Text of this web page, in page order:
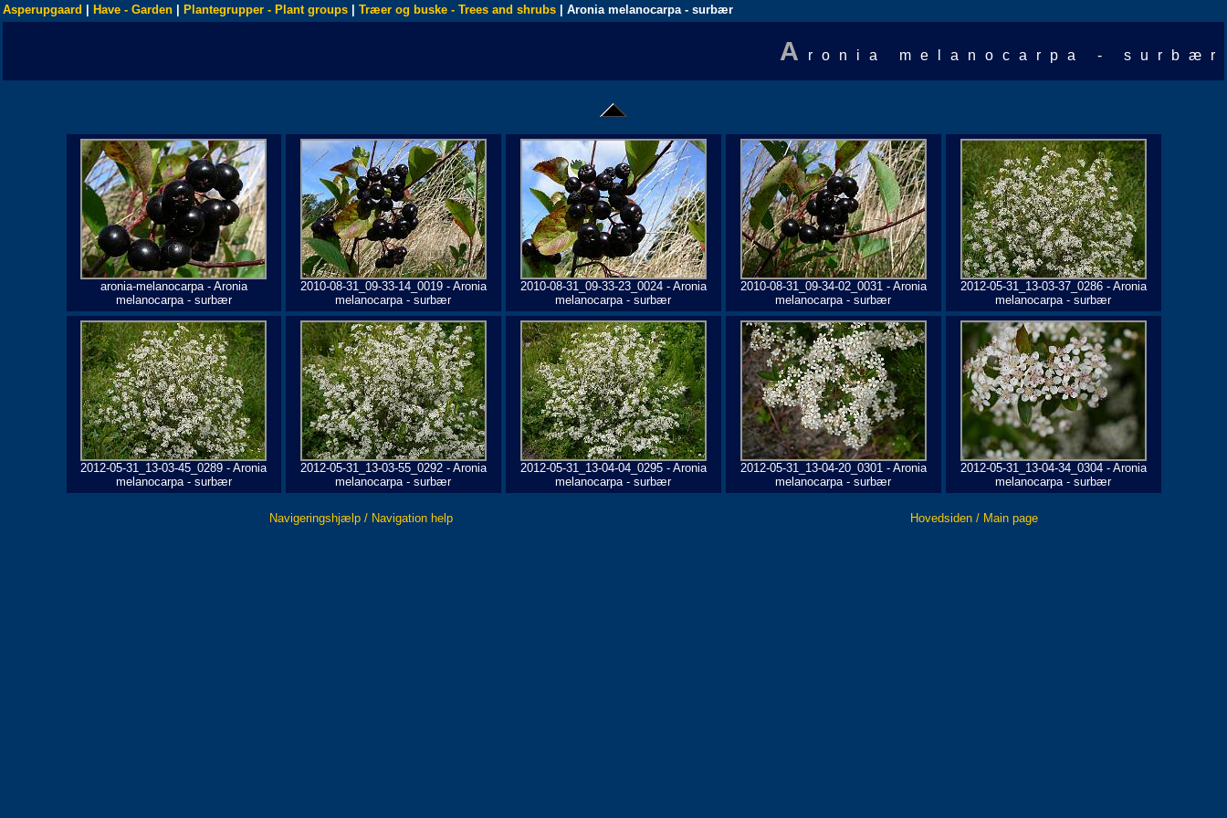
Asperupgaard Have - Garden Plantegrupper - Plant groups Træer og buske - Trees and shrubs | Aronia melanocarpa - surbær
A ronia melanocarpa - surbær
aronia-melanocarpa - Aronia
melanocarpa - surbær
2010-08-31_09-33-14_0019 - Aronia
melanocarpa - surbær
2010-08-31_09-33-23_0024 - Aronia
melanocarpa - surbær
2010-08-31_09-34-02_0031 - Aronia
melanocarpa - surbær
2012-05-31_13-03-37_0286 - Aronia
melanocarpa - surbær
2012-05-31_13-03-45_0289 - Aronia
melanocarpa - surbær
2012-05-31_13-03-55_0292 - Aronia
melanocarpa - surbær
2012-05-31_13-04-04_0295 - Aronia
melanocarpa - surbær
2012-05-31_13-04-20_0301 - Aronia
melanocarpa - surbær
2012-05-31_13-04-34_0304 - Aronia
melanocarpa - surbær
Navigeringshjælp / Navigation help Hovedsiden / Main page